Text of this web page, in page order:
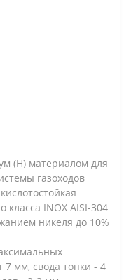
(Н) материалом для
газоходов
класса INOX AISI-304
никеля до 10%
7 мм, свода топки - 4